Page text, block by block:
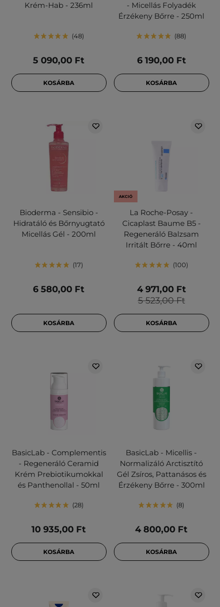
Krém-Hab - 236ml
48
5 090,00 Ft
KOSÁRBA
- Micellás Folyadék
Érzékeny Bőrre - 250ml
88
6 190,00 Ft
KOSÁRBA
Bioderma - Sensibio -
Hidratáló és Bőrnyugtató
Micellás Gél - 200ml
17
6 580,00 Ft
KOSÁRBA
AKCIÓ
La Roche-Posay -
Cicaplast Baume B5 -
Regeneráló Balzsam
Irritált Bőrre - 40ml
100
5 523,00 Ft
4 971,00 Ft
KOSÁRBA
BasicLab - Complementis
- Regeneráló Ceramid
Krém Prebiotikumokkal
és Panthenollal - 50ml
28
10 935,00 Ft
KOSÁRBA
BasicLab - Micellis -
Normalizáló Arctisztító
Gél Zsíros, Pattanásos és
Érzékeny Bőrre - 300ml
8
4 800,00 Ft
KOSÁRBA